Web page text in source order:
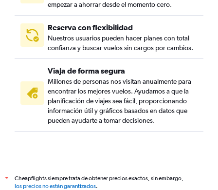
empezar a ahorrar desde el momento cero.
Reserva con flexibilidad
Nuestros usuarios pueden hacer planes con total
confianza y buscar vuelos sin cargos por cambios.
Viaja de forma segura
Millones de personas nos visitan anualmente para
encontrar los mejores vuelos. Ayudamos a que la
planificación de viajes sea fácil, proporcionando
información útil y gráficos basados en datos que
pueden ayudarte a tomar decisiones.
*
Cheapflights siempre trata de obtener precios exactos, sin embargo,
los precios no están garantizados.